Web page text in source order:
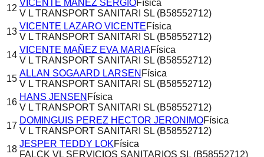
12
VICENTE MAÑEZ SERGIOFísica
V L TRANSPORT SANITARI SL (B58552712)
13
VICENTE LAZARO VICENTEFísica
V L TRANSPORT SANITARI SL (B58552712)
14
VICENTE MAÑEZ EVA MARIAFísica
V L TRANSPORT SANITARI SL (B58552712)
15
ALLAN SOGAARD LARSEN Física
V L TRANSPORT SANITARI SL (B58552712)
16
HANS JENSEN Física
V L TRANSPORT SANITARI SL (B58552712)
17
DOMINGUIS PEREZ HECTOR JERONIMOFísica
V L TRANSPORT SANITARI SL (B58552712)
18
JESPER TEDDY LOKFísica
FALCK VL SERVICIOS SANITARIOS SL (B58552712)